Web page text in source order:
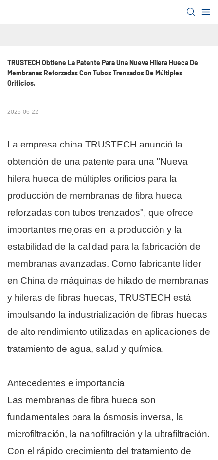
TRUSTECH Obtiene La Patente Para Una Nueva Hilera Hueca De
Membranas Reforzadas Con Tubos Trenzados De Múltiples
Orificios.
2026-06-22
La empresa china TRUSTECH anunció la
obtención de una patente para una "Nueva
hilera hueca de múltiples orificios para la
producción de membranas de fibra hueca
reforzadas con tubos trenzados", que ofrece
importantes mejoras en la producción y la
estabilidad de la calidad para la fabricación de
membranas avanzadas. Como fabricante líder
en China de máquinas de hilado de membranas
y hileras de fibras huecas, TRUSTECH está
impulsando la industrialización de fibras huecas
de alto rendimiento utilizadas en aplicaciones de
tratamiento de agua, salud y química.
Antecedentes e importancia
Las membranas de fibra hueca son
fundamentales para la ósmosis inversa, la
microfiltración, la nanofiltración y la ultrafiltración.
Con el rápido crecimiento del tratamiento de